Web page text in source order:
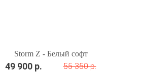
Storm Z - Белый софт
49 900 р.
55 350 р.